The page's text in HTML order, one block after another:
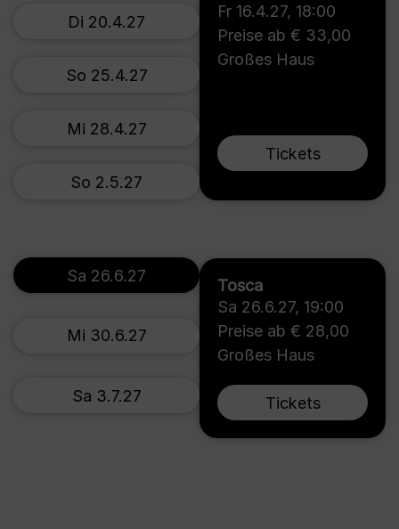
Fr 16.4.27, 18:00
Preise ab € 33,00
Großes Haus
Tickets
Di 20.4.27
So 25.4.27
Mi 28.4.27
So 2.5.27
Tosca
Sa 26.6.27, 19:00
Preise ab € 28,00
Großes Haus
Tickets
Sa 26.6.27
Mi 30.6.27
Sa 3.7.27